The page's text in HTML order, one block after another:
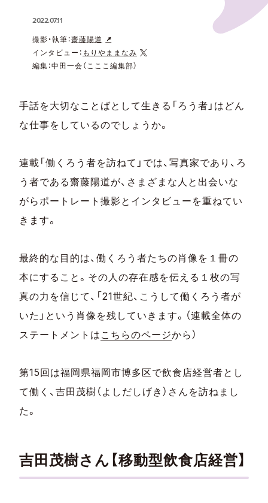
2022.07.11
撮影・執筆：齋藤陽道
インタビュー： もりやままなみ
編集：中田一会（こここ編集部）
手話を大切なことばとして生きる「ろう者」はどん
な仕事をしているのでしょうか。
連載「働くろう者を訪ねて」では、写真家であり、ろ
う者である齋藤陽道が、さまざまな人と出会いな
がらポートレート撮影とインタビューを重ねてい
きます。
最終的な目的は、働くろう者たちの肖像を１冊の
本にすること。その人の存在感を伝える１枚の写
真の力を信じて、「21世紀、こうして働くろう者が
いた」という肖像を残していきます。（連載全体の
ステートメントは こちらのページから）
第15回は福岡県福岡市博多区で飲食店経営者とし
て働く、吉田茂樹（よしだしげき）さんを訪ねまし
た。
吉田茂樹さん【移動型飲食店経営】